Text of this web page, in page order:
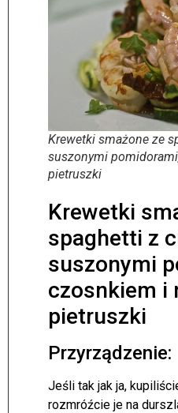
Krewetki smażone ze
suszonymi
pietruszki
Krewetki
spaghetti z
suszonymi
czosnkiem i
pietruszki
Przyrządzenie:
Jeśli tak jak ja,
rozmróźcie je na